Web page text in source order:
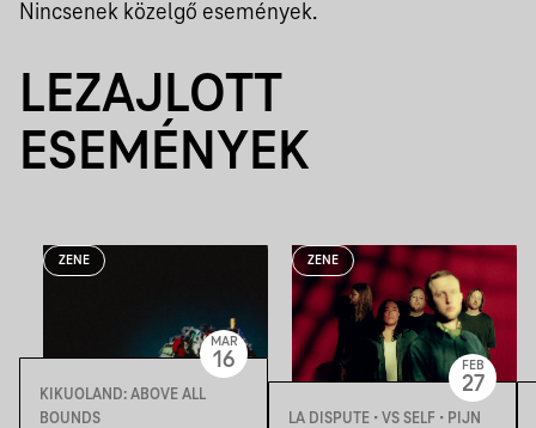
Nincsenek közelgő események.
LEZAJLOTT
ESEMÉNYEK
ZENE
KIKUOLAND: ABOVE ALL
BOUNDS
MAR
16
ZENE
LA DISPUTE • VS SELF • PIJN
FEB
27